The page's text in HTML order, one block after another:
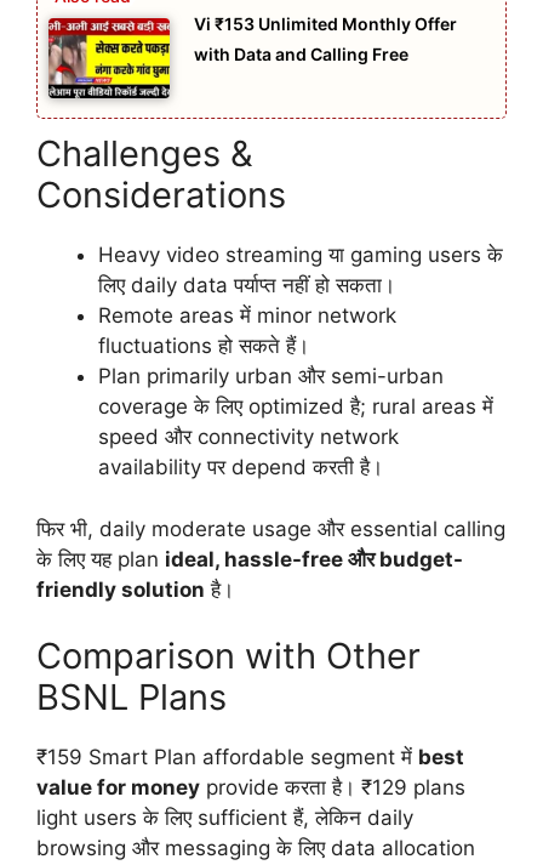
Vi ₹153 Unlimited Monthly Offer
with Data and Calling Free
Challenges &
Considerations
Heavy video streaming या gaming users के
लिए daily data पर्याप्त नहीं हो सकता।
Remote areas में minor network
fluctuations हो सकते हैं।
Plan primarily urban और semi-urban
coverage के लिए optimized है; rural areas में
speed और connectivity network
availability पर depend करती है।
फिर भी, daily moderate usage और essential calling
के लिए यह plan ideal, hassle-free और budget-
friendly solution है।
Comparison with Other
BSNL Plans
₹159 Smart Plan affordable segment में best
value for money provide करता है। ₹129 plans
light users के लिए sufficient हैं, लेकिन daily
browsing और messaging के लिए data allocation